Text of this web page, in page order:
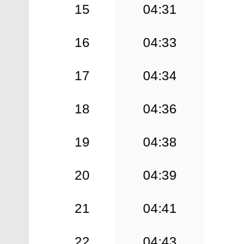
15 04:31
16 04:33
17 04:34
18 04:36
19 04:38
20 04:39
21 04:41